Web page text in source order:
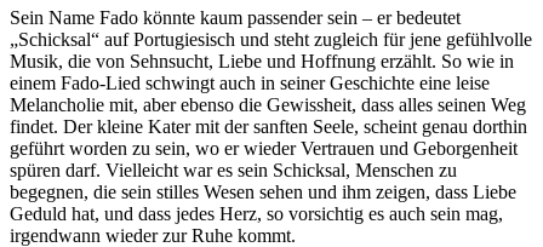
Sein Name Fado könnte kaum passender sein – er bedeutet
„Schicksal“ auf Portugiesisch und steht zugleich für jene gefühlvolle
Musik, die von Sehnsucht, Liebe und Hoffnung erzählt. So wie in
einem Fado-Lied schwingt auch in seiner Geschichte eine leise
Melancholie mit, aber ebenso die Gewissheit, dass alles seinen Weg
findet. Der kleine Kater mit der sanften Seele, scheint genau dorthin
geführt worden zu sein, wo er wieder Vertrauen und Geborgenheit
spüren darf. Vielleicht war es sein Schicksal, Menschen zu
begegnen, die sein stilles Wesen sehen und ihm zeigen, dass Liebe
Geduld hat, und dass jedes Herz, so vorsichtig es auch sein mag,
irgendwann wieder zur Ruhe kommt.